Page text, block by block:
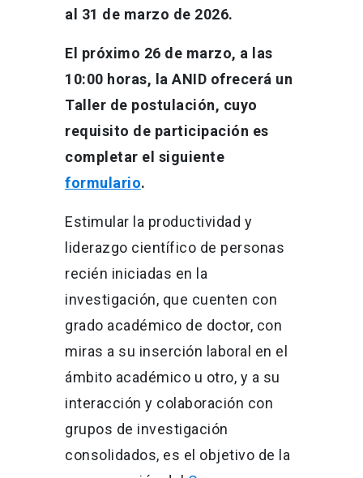
al 31 de marzo de 2026.
El próximo 26 de marzo, a las
10:00 horas, la ANID ofrecerá un
Taller de postulación, cuyo
requisito de participación es
completar el siguiente
formulario.
Estimular la productividad y
liderazgo científico de personas
recién iniciadas en la
investigación, que cuenten con
grado académico de doctor, con
miras a su inserción laboral en el
ámbito académico u otro, y a su
interacción y colaboración con
grupos de investigación
consolidados, es el objetivo de la